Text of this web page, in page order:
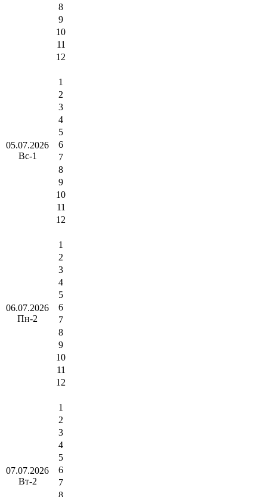
8
9
10
11
12
05.07.2026
Вс-1
1
2
3
4
5
6
7
8
9
10
11
12
06.07.2026
Пн-2
1
2
3
4
5
6
7
8
9
10
11
12
07.07.2026
Вт-2
1
2
3
4
5
6
7
8